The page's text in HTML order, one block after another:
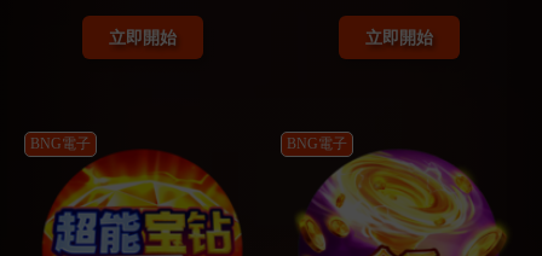
立即開始 立即開始
BNG電子 BNG電子